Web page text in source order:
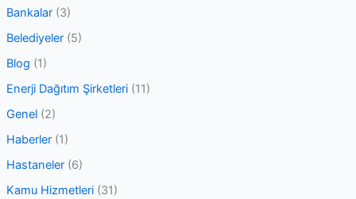
Bankalar(3)
Belediyeler(5)
Blog (1)
Enerji Dağıtım Şirketleri(11)
Genel(2)
Haberler(1)
Hastaneler(6)
Kamu Hizmetleri(31)